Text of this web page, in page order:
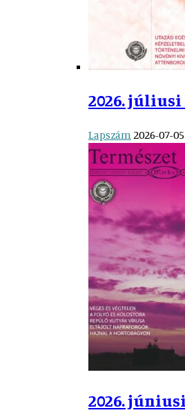
2026.
Lapszám 2026-07-05
2026.